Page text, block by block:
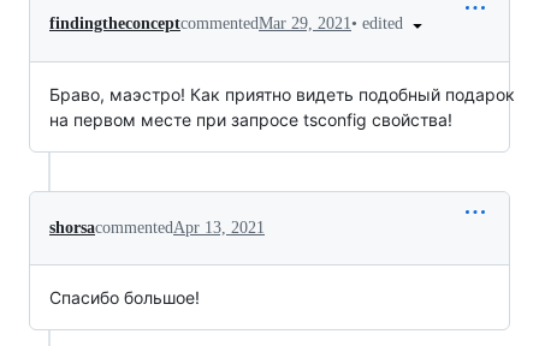
findingtheconceptcommentedMar 29, 2021• edited
Браво, маэстро! Как приятно видеть подобный подарок
на первом месте при запросе tsconfig свойства!
shorsacommented Apr 13, 2021
Спасибо большое!